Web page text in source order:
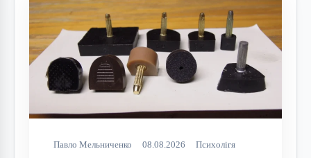
Павло Мельниченко 08.08.2026 Психолігя